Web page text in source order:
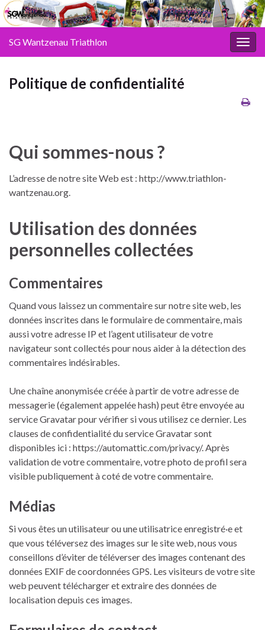
SG Wantzenau Triathlon
Politique de confidentialité
Qui sommes-nous ?
L’adresse de notre site Web est : http://www.triathlon-
wantzenau.org.
Utilisation des données
personnelles collectées
Commentaires
Quand vous laissez un commentaire sur notre site web, les
données inscrites dans le formulaire de commentaire, mais
aussi votre adresse IP et l’agent utilisateur de votre
navigateur sont collectés pour nous aider à la détection des
commentaires indésirables.
Une chaîne anonymisée créée à partir de votre adresse de
messagerie (également appelée hash) peut être envoyée au
service Gravatar pour vérifier si vous utilisez ce dernier. Les
clauses de confidentialité du service Gravatar sont
disponibles ici : https://automattic.com/privacy/. Après
validation de votre commentaire, votre photo de profil sera
visible publiquement à coté de votre commentaire.
Médias
Si vous êtes un utilisateur ou une utilisatrice enregistré·e et
que vous téléversez des images sur le site web, nous vous
conseillons d’éviter de téléverser des images contenant des
données EXIF de coordonnées GPS. Les visiteurs de votre site
web peuvent télécharger et extraire des données de
localisation depuis ces images.